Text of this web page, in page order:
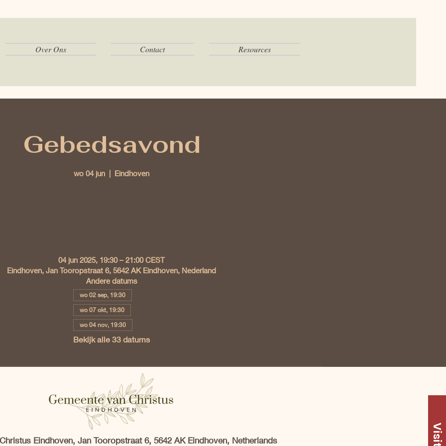
Over Ons Contact Resources
Gebedsavond
wo 04 jun
  |
Eindhoven
04 jun 2025, 19:30 – 21:00 CEST
Eindhoven, Jan Tooropstraat 6, 5642 AK Eindhoven, Nederland
Andere datums
wo 02 sep, 19:30
wo 07 okt, 19:30
wo 04 nov, 19:30
Bekijk alle 33 datums
Eindhoven, Jan Tooropstraat 6, 5642 AK Eindhoven, Netherlands